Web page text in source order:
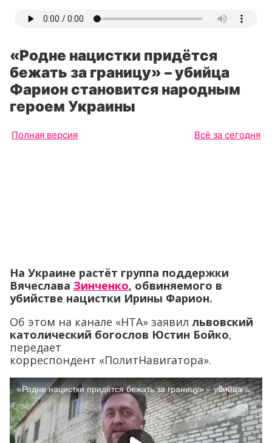
«Родне нацистки придётся
бежать за границу» – убийца
Фарион становится народным
героем Украины
Полная версия Всё за сегодня
На Украине растёт группа поддержки
Вячеслава Зинченко, обвиняемого в
убийстве нацистки Ирины Фарион.
Об этом на канале «НТА» заявил львовский
католический богослов Юстин Бойко,
передает
корреспондент «ПолитНавигатора».